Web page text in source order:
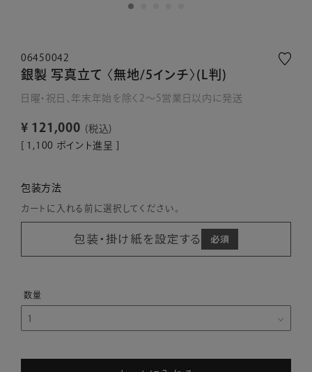
06450042
銀製 写真立て 〈無地/5インチ〉(L判)
日曜・祝日、年末年始を除く2～5営業日以内に発送
¥ 121,000
税込
[ 1,100 ポイント進呈 ]
包装方法
カートに入れる前に選択してください。
包装・掛け紙を設定する